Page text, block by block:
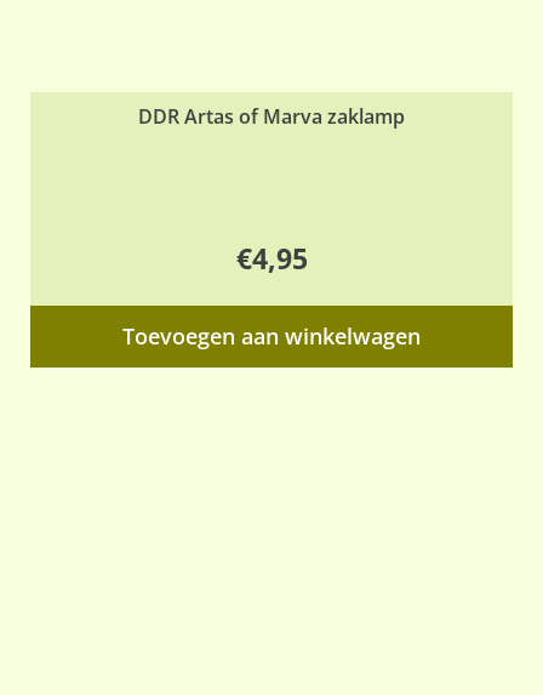
DDR Artas of Marva zaklamp
€4,95
Toevoegen aan winkelwagen